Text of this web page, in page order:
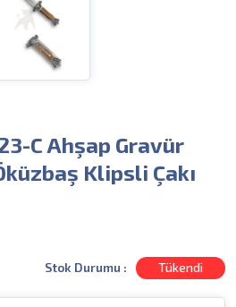
C Ahşap Gravür
Klipsli Çakı
Stok Durumu : Tükendi